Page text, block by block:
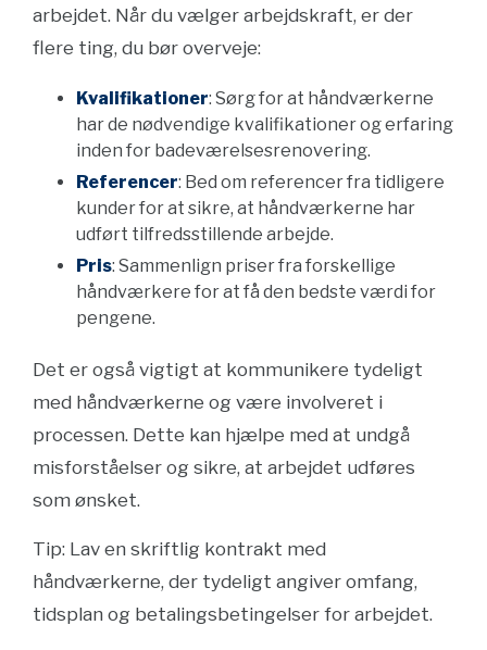
arbejdet. Når du vælger arbejdskraft, er der
flere ting, du bør overveje:
Kvalifikationer: Sørg for at håndværkerne
har de nødvendige kvalifikationer og erfaring
inden for badeværelsesrenovering.
Referencer: Bed om referencer fra tidligere
kunder for at sikre, at håndværkerne har
udført tilfredsstillende arbejde.
Pris: Sammenlign priser fra forskellige
håndværkere for at få den bedste værdi for
pengene.
Det er også vigtigt at kommunikere tydeligt
med håndværkerne og være involveret i
processen. Dette kan hjælpe med at undgå
misforståelser og sikre, at arbejdet udføres
som ønsket.
Tip: Lav en skriftlig kontrakt med
håndværkerne, der tydeligt angiver omfang,
tidsplan og betalingsbetingelser for arbejdet.